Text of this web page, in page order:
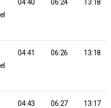
04:40 06:24 13:18
04:41 06:26 13:18
04:43 06:27 13:17